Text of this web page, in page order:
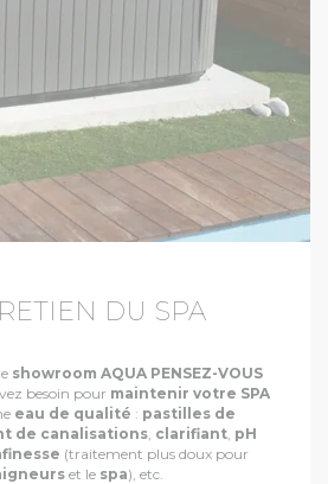
DU SPA
showroom AQUA PENSEZ-VOUS
besoin pour maintenir votre SPA
eau de qualité : pastilles de
de canalisations, clarifiant, pH
(traitement plus doux pour
et le spa), etc.